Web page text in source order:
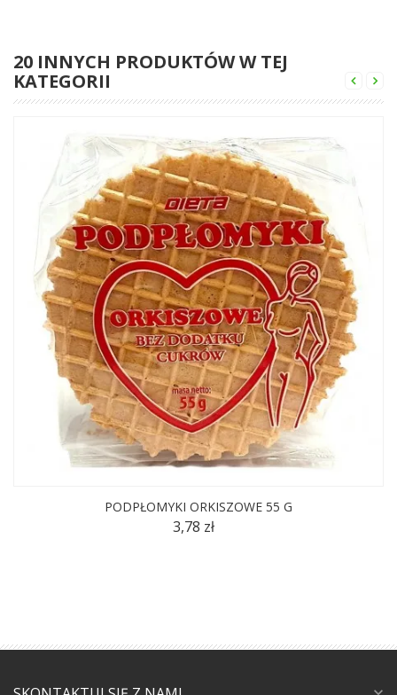
20 INNYCH PRODUKTÓW W TEJ
KATEGORII
PODPŁOMYKI ORKISZOWE 55 G
3,78 zł